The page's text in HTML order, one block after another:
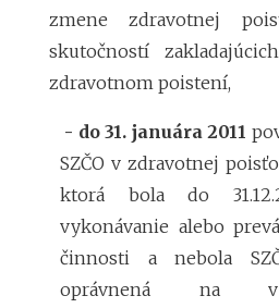
zmene zdravotnej
skutočností
zdravotnom poistení,
- do 31. januára 2011
SZČO v zdravotnej
ktorá bola do
vykonávanie alebo
činnosti a nebola
oprávnená na